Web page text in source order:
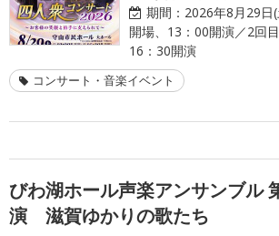
期間： 2026年8月29
開場、13：00開演／2回
16：30開演
コンサート・音楽イベント
びわ湖ホール声楽アンサンブル
演 滋賀ゆかりの歌たち